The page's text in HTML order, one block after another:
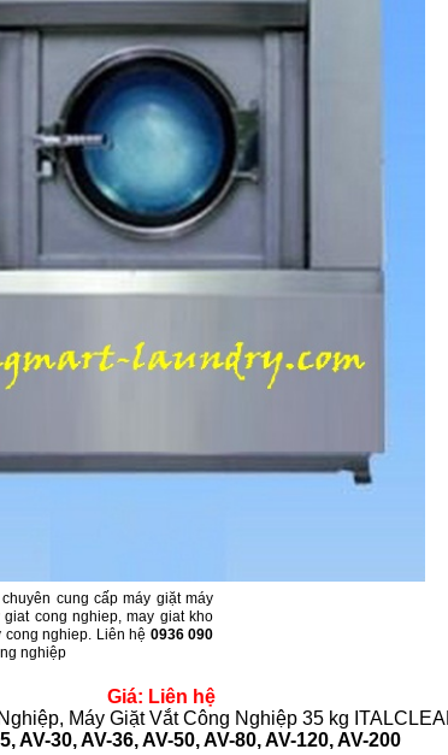
cung cấp máy giặt máy
cong nghiep, may giat kho
cong nghiep. Liên hệ 0936 090
nghiệp
Giá: Liên hệ
Máy Giặt Vắt Công Nghiệp 35 kg
AV-30, AV-36, AV-50, AV-80, AV-120, AV-200